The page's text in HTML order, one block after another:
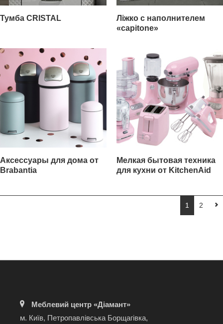
Тумба CRISTAL
Ліжко с наполнителем
«capitone»
Аксессуары для дома от
Brabantia
Мелкая бытовая техника
для кухни от KitchenAid
1 2
Меблевий центр «Діамант»
м. Київ, Петропавлівська Борщагівка,